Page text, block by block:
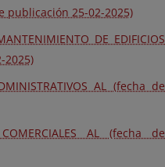
publicación 25-02-2025)
DE EDIFICIOS
2025)
AL (fecha de
AL (fecha de